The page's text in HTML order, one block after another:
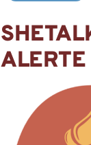
ALERTE